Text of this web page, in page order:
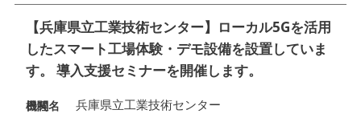
【兵庫県立工業技術センター】ローカル5Gを活用
したスマート工場体験・デモ設備を設置していま
す。 導入支援セミナーを開催します。
日程
機関名 兵庫県立工業技術センター